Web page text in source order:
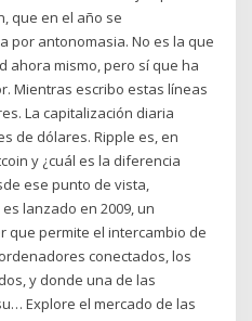
que en el año se
por antonomasia. No es la que
ahora mismo, pero sí que ha
Mientras escribo estas líneas
La capitalización diaria
de dólares. Ripple es, en
y ¿cuál es la diferencia
ese punto de vista,
lanzado en 2009, un
que permite el intercambio de
conectados, los
y donde una de las
Explore el mercado de las